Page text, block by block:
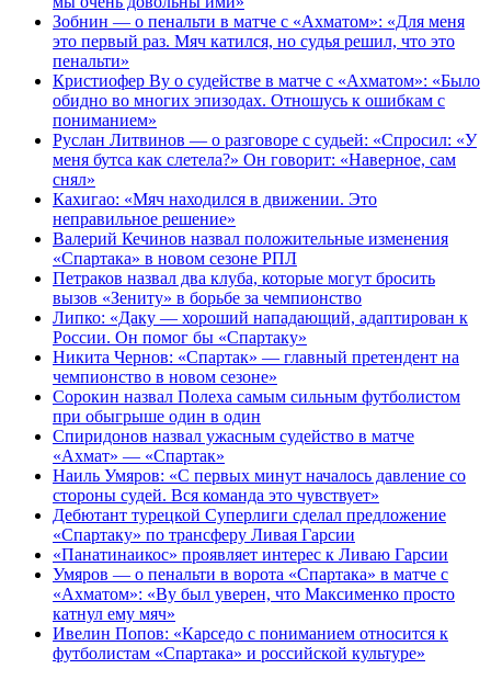
Зобнин — о пенальти в матче с «Ахматом»: «Для меня
это первый раз. Мяч катился, но судья решил, что это
пенальти»
Кристиофер Ву о судействе в матче с «Ахматом»: «Было
обидно во многих эпизодах. Отношусь к ошибкам с
пониманием»
Руслан Литвинов — о разговоре с судьей: «Спросил: «У
меня бутса как слетела?» Он говорит: «Наверное, сам
снял»
Кахигао: «Мяч находился в движении. Это
неправильное решение»
Валерий Кечинов назвал положительные изменения
«Спартака» в новом сезоне РПЛ
Петраков назвал два клуба, которые могут бросить
вызов «Зениту» в борьбе за чемпионство
Липко: «Даку — хороший нападающий, адаптирован к
России. Он помог бы «Спартаку»
Никита Чернов: «Спартак» — главный претендент на
чемпионство в новом сезоне»
Сорокин назвал Полеха самым сильным футболистом
при обыгрыше один в один
Спиридонов назвал ужасным судейство в матче
«Ахмат» — «Спартак»
Наиль Умяров: «С первых минут началось давление со
стороны судей. Вся команда это чувствует»
Дебютант турецкой Суперлиги сделал предложение
«Спартаку» по трансферу Ливая Гарсии
«Панатинаикос» проявляет интерес к Ливаю Гарсии
Умяров — о пенальти в ворота «Спартака» в матче с
«Ахматом»: «Ву был уверен, что Максименко просто
катнул ему мяч»
Ивелин Попов: «Карседо с пониманием относится к
футболистам «Спартака» и российской культуре»